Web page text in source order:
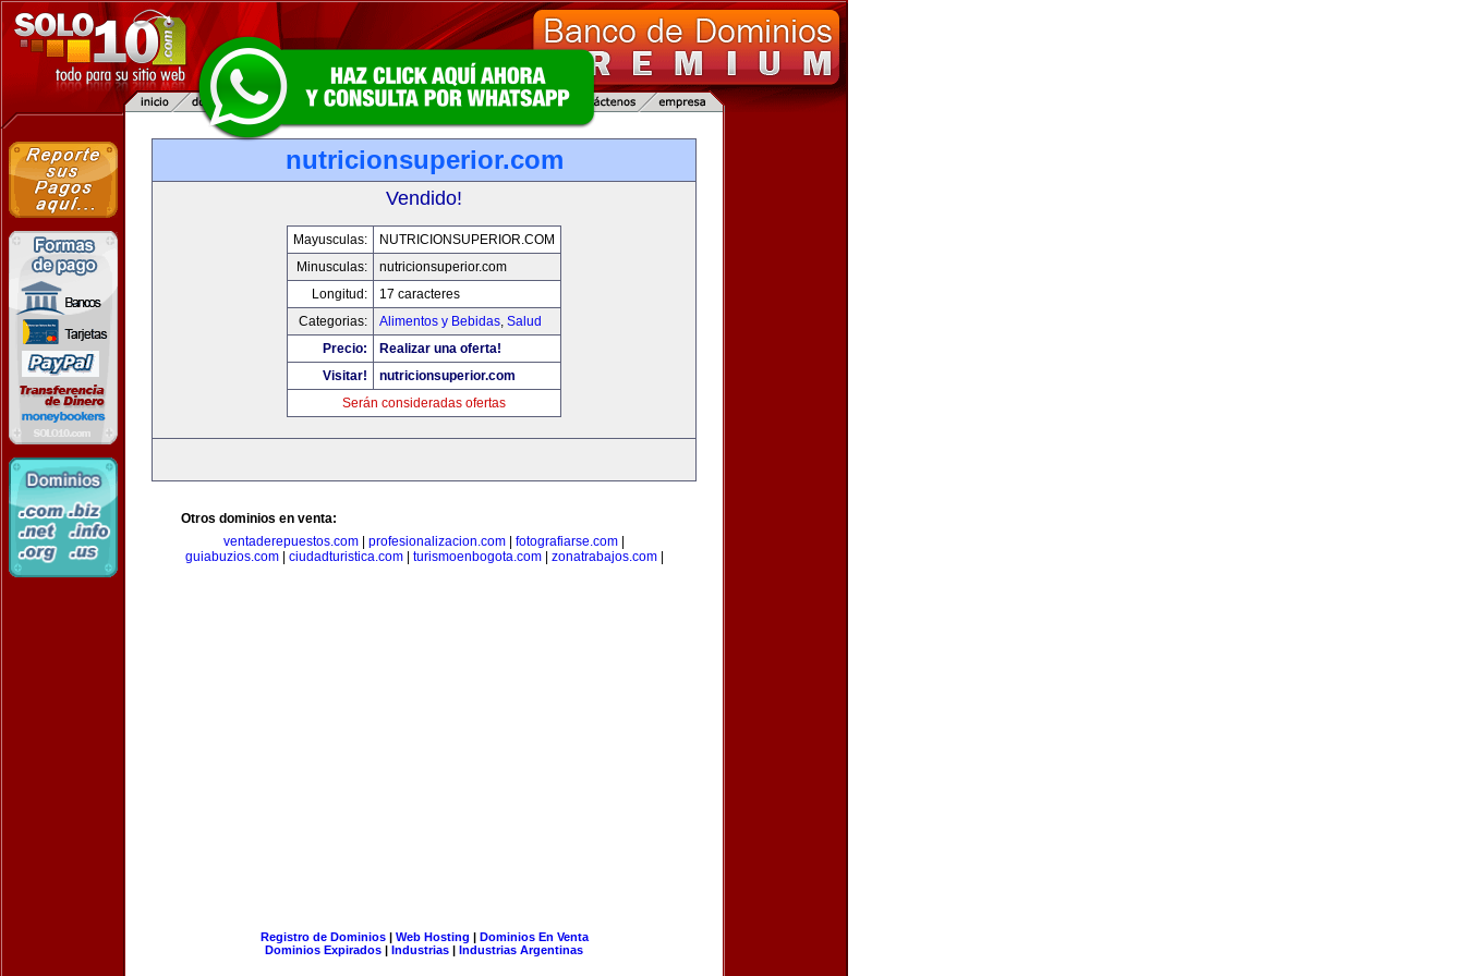
nutricionsuperior.com
Vendido!
Mayusculas:
NUTRICIONSUPERIOR.COM
Minusculas:
nutricionsuperior.com
Longitud:
17 caracteres
Categorias:
Alimentos y Bebidas, Salud
Precio:
Realizar una oferta!
Visitar!
nutricionsuperior.com
Serán consideradas ofertas
Otros dominios en venta:
ventaderepuestos.com
profesionalizacion.com fotografiarse.com
guiabuzios.com| ciudadturistica.com| turismoenbogota.com| zonatrabajos.com|
Registro de Dominios| Web Hosting | Dominios En Venta
Dominios Expirados | Industrias | Industrias Argentinas